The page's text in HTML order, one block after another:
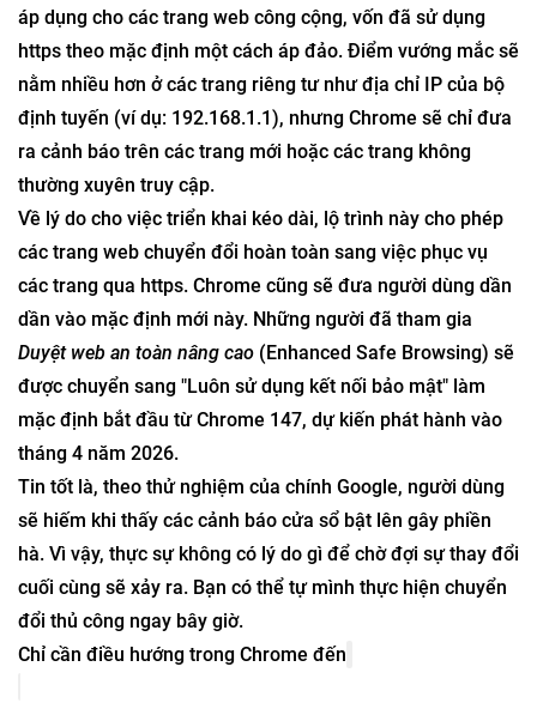
áp dụng cho các trang web công cộng, vốn đã sử dụng
https theo mặc định một cách áp đảo. Điểm vướng mắc sẽ
nằm nhiều hơn ở các trang riêng tư như địa chỉ IP của bộ
định tuyến (ví dụ: 192.168.1.1), nhưng Chrome sẽ chỉ đưa
ra cảnh báo trên các trang mới hoặc các trang không
thường xuyên truy cập.
Về lý do cho việc triển khai kéo dài, lộ trình này cho phép
các trang web chuyển đổi hoàn toàn sang việc phục vụ
các trang qua https. Chrome cũng sẽ đưa người dùng dần
dần vào mặc định mới này. Những người đã tham gia
Duyệt web an toàn nâng cao (Enhanced Safe Browsing) sẽ
được chuyển sang "Luôn sử dụng kết nối bảo mật" làm
mặc định bắt đầu từ Chrome 147, dự kiến phát hành vào
tháng 4 năm 2026.
Tin tốt là, theo thử nghiệm của chính Google, người dùng
sẽ hiếm khi thấy các cảnh báo cửa sổ bật lên gây phiền
hà. Vì vậy, thực sự không có lý do gì để chờ đợi sự thay đổi
cuối cùng sẽ xảy ra. Bạn có thể tự mình thực hiện chuyển
đổi thủ công ngay bây giờ.
Chỉ cần điều hướng trong Chrome đến